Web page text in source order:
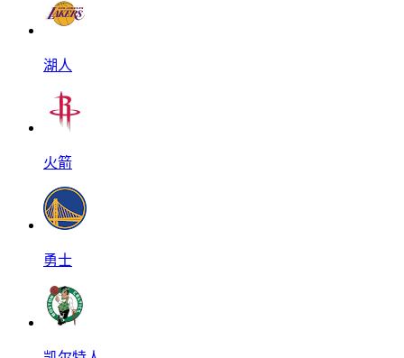
湖人
火箭
勇士